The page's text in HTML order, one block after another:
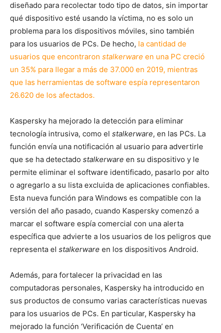
diseñado para recolectar todo tipo de datos, sin importar
qué dispositivo esté usando la víctima, no es solo un
problema para los dispositivos móviles, sino también
para los usuarios de PCs. De hecho, la cantidad de
usuarios que encontraron stalkerware en una PC creció
un 35% para llegar a más de 37.000 en 2019, mientras
que las herramientas de software espía representaron
26.620 de los afectados.
Kaspersky ha mejorado la detección para eliminar
tecnología intrusiva, como el stalkerware, en las PCs. La
función envía una notificación al usuario para advertirle
que se ha detectado stalkerware en su dispositivo y le
permite eliminar el software identificado, pasarlo por alto
o agregarlo a su lista excluida de aplicaciones confiables.
Esta nueva función para Windows es compatible con la
versión del año pasado, cuando Kaspersky comenzó a
marcar el software espía comercial con una alerta
específica que advierte a los usuarios de los peligros que
representa el stalkerware en los dispositivos Android.
Además, para fortalecer la privacidad en las
computadoras personales, Kaspersky ha introducido en
sus productos de consumo varias características nuevas
para los usuarios de PCs. En particular, Kaspersky ha
mejorado la función ‘Verificación de Cuenta’ en